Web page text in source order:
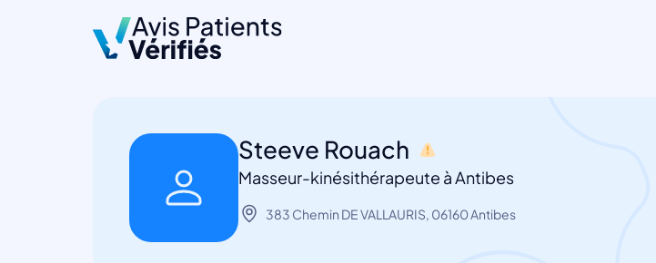
Steeve Rouach
Masseur-kinésithérapeute à Antibes
383 Chemin DE VALLAURIS, 06160 Antibes